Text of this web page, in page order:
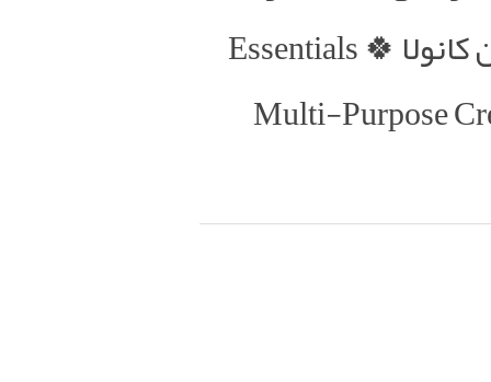
حاوی ویتامین E و روغن کانولا 🍀 Essentials
Multi-Purpose